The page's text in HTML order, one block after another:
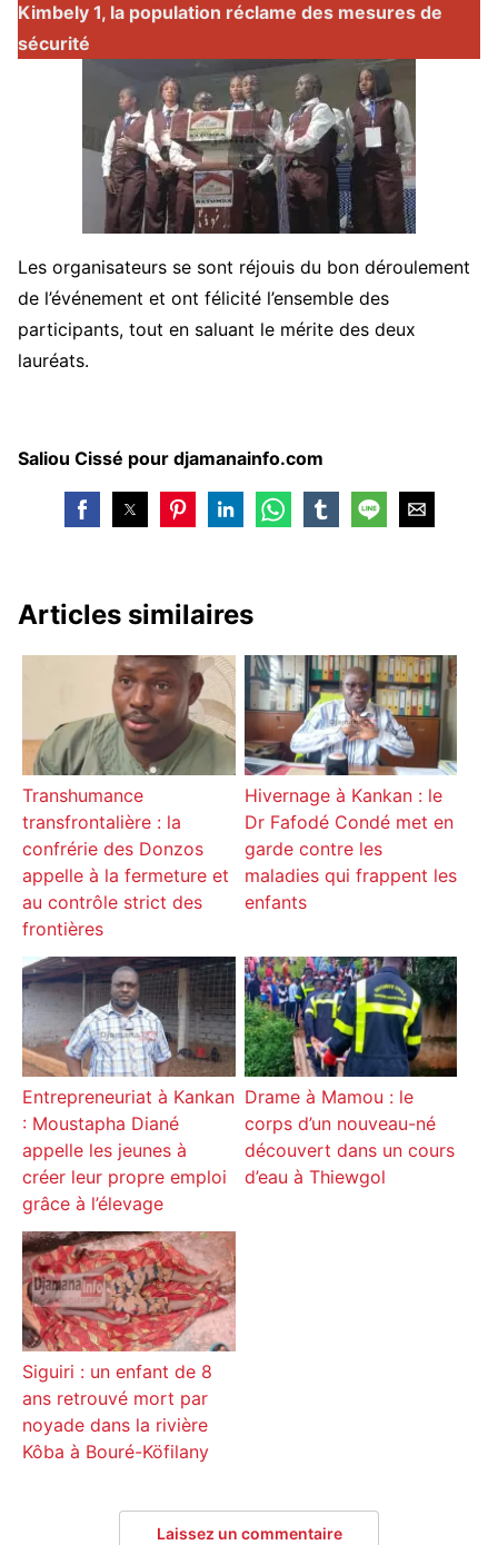
Kimbely 1, la population réclame des mesures de
sécurité
Les organisateurs se sont réjouis du bon déroulement
de l’événement et ont félicité l’ensemble des
participants, tout en saluant le mérite des deux
lauréats.
Saliou Cissé pour djamanainfo.com
Articles similaires
Transhumance
transfrontalière : la
confrérie des Donzos
appelle à la fermeture et
au contrôle strict des
frontières
Hivernage à Kankan : le
Dr Fafodé Condé met en
garde contre les
maladies qui frappent les
enfants
Entrepreneuriat à Kankan
: Moustapha Diané
appelle les jeunes à
créer leur propre emploi
grâce à l’élevage
Drame à Mamou : le
corps d’un nouveau-né
découvert dans un cours
d’eau à Thiewgol
Siguiri : un enfant de 8
ans retrouvé mort par
noyade dans la rivière
Kôba à Bouré-Köfilany
Laissez un commentaire